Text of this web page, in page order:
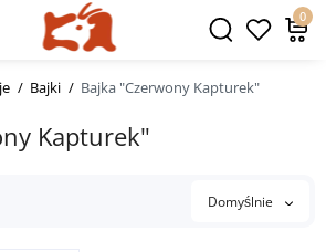
0
Bajki Bajka "Czerwony Kapturek"
Kapturek"
Domyślnie